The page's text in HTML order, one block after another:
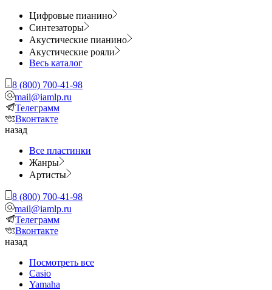
Цифровые пианино
Синтезаторы
Акустические пианино
Акустические рояли
Весь каталог
8 (800) 700-41-98
mail@iamlp.ru
Телеграмм
Вконтакте
назад
Все пластинки
Жанры
Артисты
8 (800) 700-41-98
mail@iamlp.ru
Телеграмм
Вконтакте
назад
Посмотреть все
Casio
Yamaha